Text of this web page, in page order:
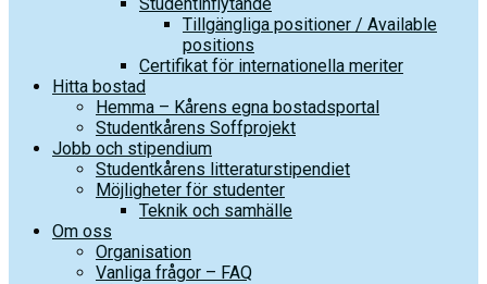
Tillgängliga positioner / Available
positions
Certifikat för internationella meriter
Hitta bostad
Hemma – Kårens egna bostadsportal
Studentkårens Soffprojekt
Jobb och stipendium
Studentkårens litteraturstipendiet
Möjligheter för studenter
Teknik och samhälle
Om oss
Organisation
Vanliga frågor – FAQ